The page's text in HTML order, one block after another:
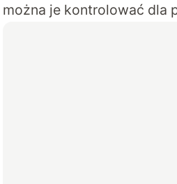
można je kontrolować dla